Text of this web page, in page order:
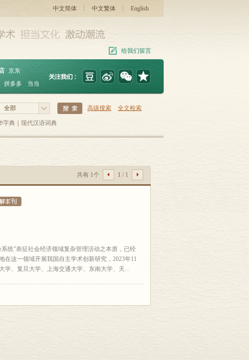
中文简体 中文繁体 English
给我们留言
京东
拼多多 当当
全部 高级搜索 全文检索
字典 现代汉语词典
共有 1个 1 / 1
统”表征社会经济领域复杂管理活动之本质，已经
在这一领域开展我国自主学术创新研究，2023年11
学、复旦大学、上海交通大学、东南大学、天...